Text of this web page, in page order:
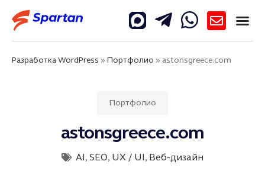
Разработка WordPress » Портфолио » astonsgreece.com
Портфолио
astonsgreece.com
AI, SEO, UX / UI, Веб-дизайн